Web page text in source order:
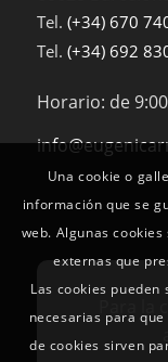
Tel. (+34) 670
Tel. (+34) 692
Horario: de
Para
Una cookie o
información que se
web. Algunas
externas que
Las cookies
necesarias para
de cookies sirven